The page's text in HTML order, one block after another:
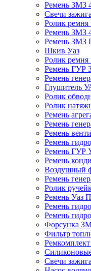
Ремень ЗМЗ
Свечи
Ролик ремня
Ремень ЗМЗ
Ремень ЗМЗ
Шкив Уаз
Ролик ремня
Ремень ГУР
Ремень
Глушитель
Ролик
Ролик
Ремень
Ремень
Ремень
Ремень
Ремень ГУР
Ремень
Воздушный
Ремень
Ролик
Ремень Уаз
Ремень
Ремень
Форсунка
Фильтр
Свечи